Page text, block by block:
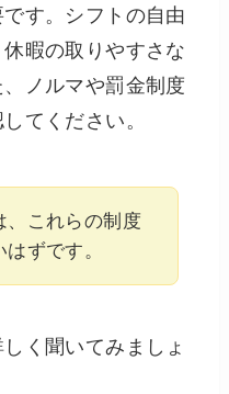
す。シフトの自由
暇の取りやすさな
ノルマや罰金制度
てください。
、これらの制度
ずです。
く聞いてみましょ